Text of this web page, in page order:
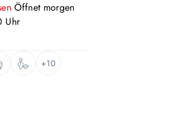
Öffnet morgen
Uhr
+10